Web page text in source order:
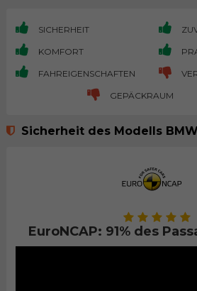
SICHERHEIT
KOMFORT
FAHREIGENSCHAFTEN
GEPÄCKRAUM
Sicherheit des Modells
EuroNCAP: 91% des